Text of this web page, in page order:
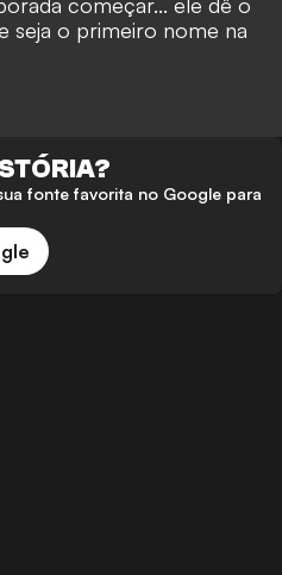
seja o primeiro nome na
fonte favorita no Google para